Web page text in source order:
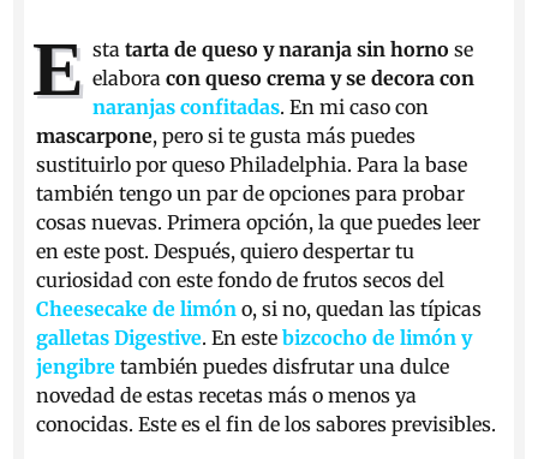
E sta tarta de queso y naranja sin horno se
elabora con queso crema y se decora con
naranjas confitadas. En mi caso con
mascarpone, pero si te gusta más puedes
sustituirlo por queso Philadelphia. Para la base
también tengo un par de opciones para probar
cosas nuevas. Primera opción, la que puedes leer
en este post. Después, quiero despertar tu
curiosidad con este fondo de frutos secos del
Cheesecake de limón o, si no, quedan las típicas
galletas Digestive. En estebizcocho de limón y
jengibre también puedes disfrutar una dulce
novedad de estas recetas más o menos ya
conocidas. Este es el fin de los sabores previsibles.